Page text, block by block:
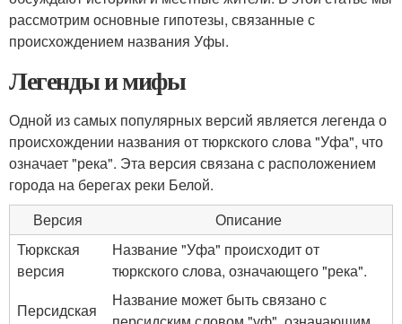
рассмотрим основные гипотезы, связанные с
происхождением названия Уфы.
Легенды и мифы
Одной из самых популярных версий является легенда о
происхождении названия от тюркского слова "Уфа", что
означает "река". Эта версия связана с расположением
города на берегах реки Белой.
Версия
Описание
Тюркская
версия
Название "Уфа" происходит от
тюркского слова, означающего "река".
Персидская
Название может быть связано с